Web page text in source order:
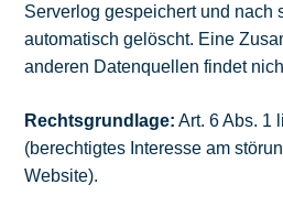
Serverlog gespeichert und nach
automatisch gelöscht. Eine
anderen Datenquellen findet
Rechtsgrundlage: Art. 6 Abs. 1
(berechtigtes Interesse am
Website).